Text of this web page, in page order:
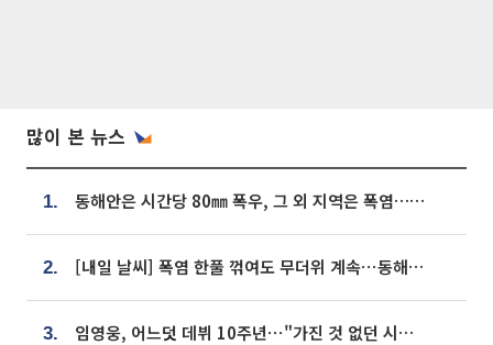
많이 본 뉴스
1. 동해안은 시간당 80㎜ 폭우, 그 외 지역은 폭염…‘극과 극 날씨’
2. [내일 날씨] 폭염 한풀 꺾여도 무더위 계속⋯동해안 이틀 연속 비
3. 임영웅, 어느덧 데뷔 10주년⋯"가진 것 없던 시절, 내 앞엔 20명의 팬뿐"